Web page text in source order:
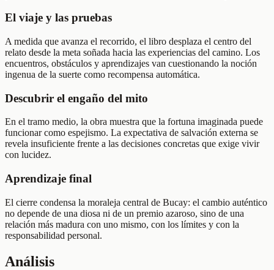
El viaje y las pruebas
A medida que avanza el recorrido, el libro desplaza el centro del
relato desde la meta soñada hacia las experiencias del camino. Los
encuentros, obstáculos y aprendizajes van cuestionando la noción
ingenua de la suerte como recompensa automática.
Descubrir el engaño del mito
En el tramo medio, la obra muestra que la fortuna imaginada puede
funcionar como espejismo. La expectativa de salvación externa se
revela insuficiente frente a las decisiones concretas que exige vivir
con lucidez.
Aprendizaje final
El cierre condensa la moraleja central de Bucay: el cambio auténtico
no depende de una diosa ni de un premio azaroso, sino de una
relación más madura con uno mismo, con los límites y con la
responsabilidad personal.
Análisis